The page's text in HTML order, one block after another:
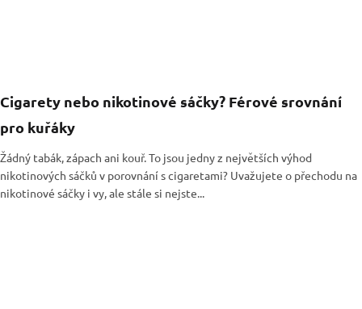
Cigarety nebo nikotinové sáčky? Férové srovnání
pro kuřáky
Žádný tabák, zápach ani kouř. To jsou jedny z největších výhod
nikotinových sáčků v porovnání s cigaretami? Uvažujete o přechodu na
nikotinové sáčky i vy, ale stále si nejste...